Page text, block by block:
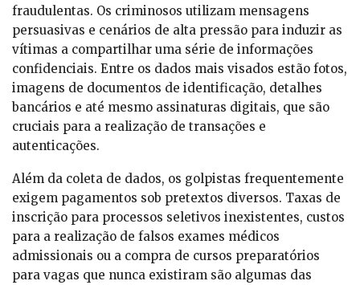
fraudulentas. Os criminosos utilizam mensagens
persuasivas e cenários de alta pressão para induzir as
vítimas a compartilhar uma série de informações
confidenciais. Entre os dados mais visados estão fotos,
imagens de documentos de identificação, detalhes
bancários e até mesmo assinaturas digitais, que são
cruciais para a realização de transações e
autenticações.
Além da coleta de dados, os golpistas frequentemente
exigem pagamentos sob pretextos diversos. Taxas de
inscrição para processos seletivos inexistentes, custos
para a realização de falsos exames médicos
admissionais ou a compra de cursos preparatórios
para vagas que nunca existiram são algumas das